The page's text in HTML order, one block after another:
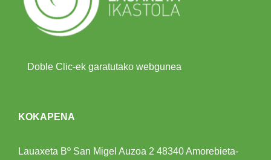
Doble Clic-ek garatutako webgunea
KOKAPENA
Lauaxeta Bº San Migel Auzoa 2 48340 Amorebieta-